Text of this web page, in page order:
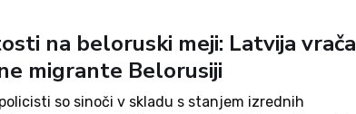
na beloruski meji: Latvija vrača
migrante Belorusiji
so sinoči v skladu s stanjem izrednih